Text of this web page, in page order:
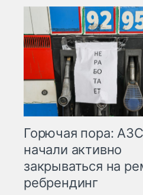
Горючая пора: АЗС
начали активно
закрываться на
ребрендинг